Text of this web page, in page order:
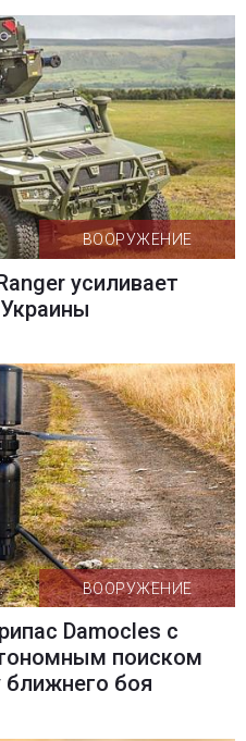
ВООРУЖЕНИЕ
усиливает
ВООРУЖЕНИЕ
Damocles с
поиском
ближнего боя